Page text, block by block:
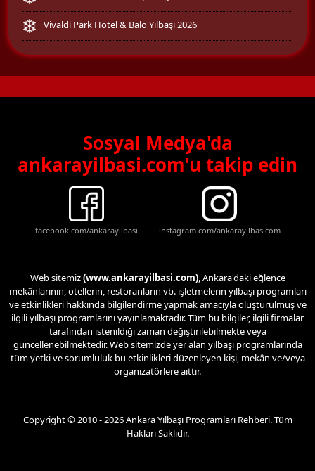
Vivaldi Park Hotel & Balo Yılbaşı 2026
Sosyal Medya'da
ankarayilbasi.com'u takip edin
facebook.com/ankarayilbasi instagram.com/ankarayilbasicom
Web sitemiz(www.ankarayilbasi.com), Ankara'daki eğlence
mekânlarının, otellerin, restoranların vb. işletmelerin yılbaşı programları
ve etkinlikleri hakkında bilgilendirme yapmak amacıyla oluşturulmuş ve
ilgili yılbaşı programlarını yayınlamaktadır. Tüm bu bilgiler, ilgili firmalar
tarafından istenildiği zaman değiştirilebilmekte veya
güncellenebilmektedir. Web sitemizde yer alan yılbaşı programlarında
tüm yetki ve sorumluluk bu etkinlikleri düzenleyen kişi, mekân ve/veya
organizatörlere aittir.
Copyright © 2010 - 2026 Ankara Yılbaşı Programları Rehberi. Tüm
Hakları Saklıdır.